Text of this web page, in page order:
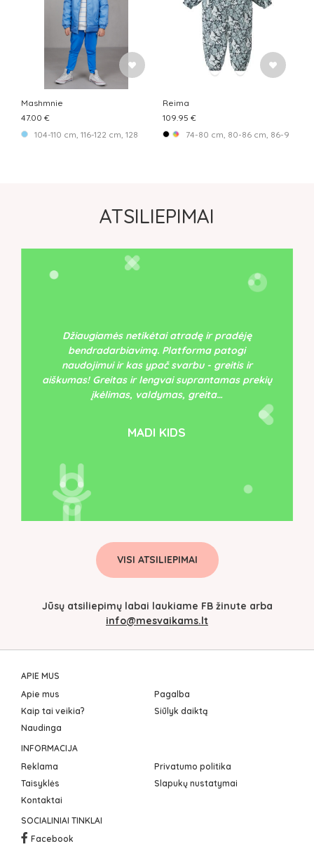
Mashmnie
47.00 €
104-110 cm, 116-122 cm, 128-134 cm, 140-146 cm, 152-158 cm
Reima
109.95 €
74-80 cm, 80-86 cm, 86-92
ATSILIEPIMAI
Džiaugiamės netikėtai atradę ir pradėję
bendradarbiavimą. Platforma patogi
naudojimui ir kas ypač svarbu - greitis ir
aiškumas! Greitas ir lengvai suprantamas prekių
įkėlimas, valdymas, greita…
MADI KIDS
VISI ATSILIEPIMAI
Jūsų atsiliepimų labai laukiame FB žinute arba
info@mesvaikams.lt
APIE MUS
Apie mus
Pagalba
Kaip tai veikia?
Siūlyk daiktą
Naudinga
INFORMACIJA
Reklama
Privatumo politika
Taisyklės
Slapukų nustatymai
Kontaktai
SOCIALINIAI TINKLAI
Facebook